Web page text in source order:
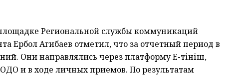
Региональной службы коммуникаций
Ербол Агибаев отметил, что за отчетный период в
Они направлялись через платформу E-өтініш,
и в ходе личных приемов. По результатам